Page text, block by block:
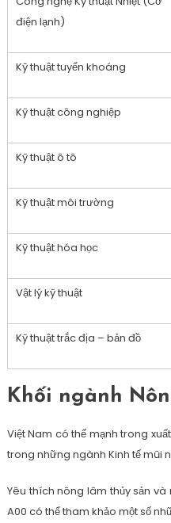
điện lạnh)
Kỹ thuật tuyển khoáng
Kỹ thuật công nghiệp
Kỹ thuật ô tô
Kỹ thuật môi trường
Kỹ thuật hóa học
Vật lý kỹ thuật
Kỹ thuật trắc địa – bản đồ
Khối ngành
Việt Nam có thế mạnh trong
trong những ngành Kinh tế mũi
Yêu thích nông lâm thủy sản
A00 có thể tham khảo một số